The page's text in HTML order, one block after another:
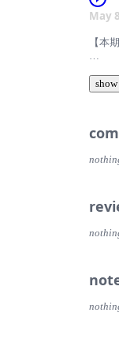
√赠
√专业
√智能
己用
的朋
1、点
淘宝
题，
和社
案件
本期
【聊
阿猎
博：
安宸
May
【本
关的
由于
会有